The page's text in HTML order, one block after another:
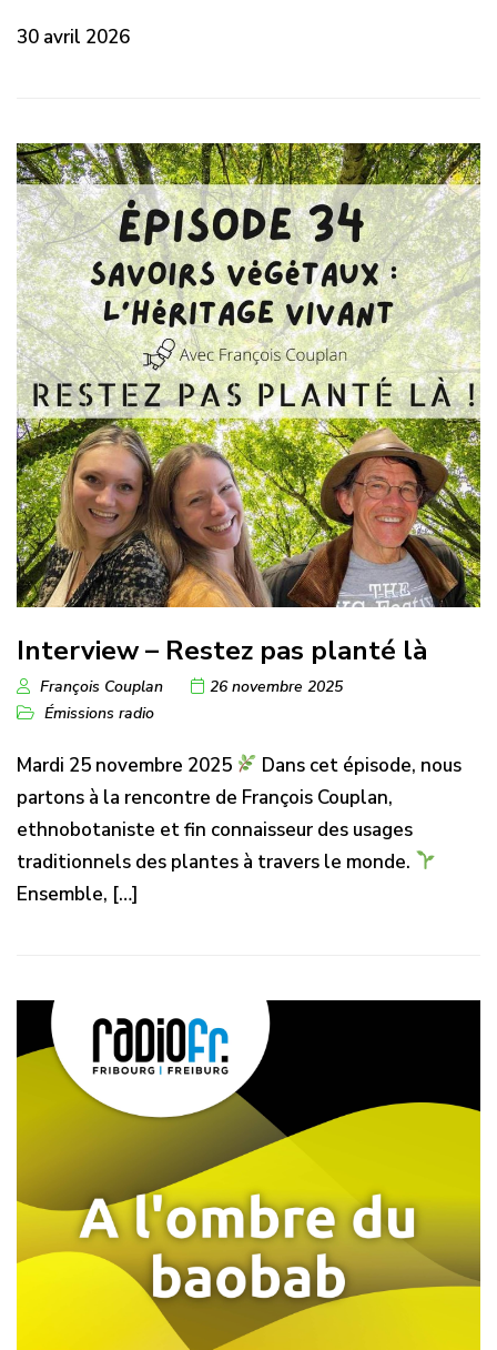
30 avril 2026
Interview – Restez pas planté là
François Couplan
26 novembre 2025
Émissions radio
Mardi 25 novembre 2025
Dans cet épisode, nous
partons à la rencontre de François Couplan,
ethnobotaniste et fin connaisseur des usages
traditionnels des plantes à travers le monde.
Ensemble, […]